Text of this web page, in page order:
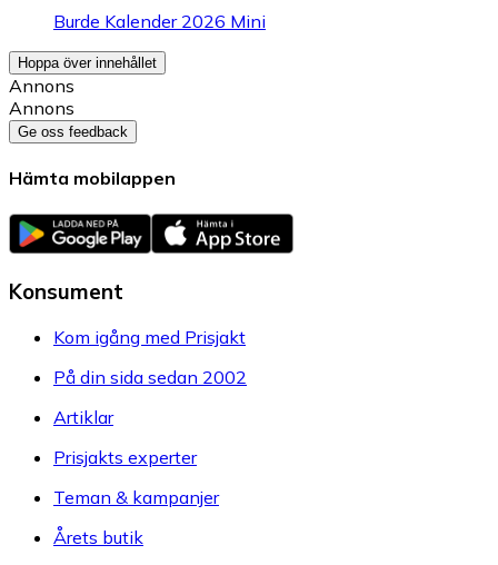
Burde Kalender 2026 Mini
Hoppa över innehållet
Annons
Annons
Ge oss feedback
Hämta mobilappen
Konsument
Kom igång med Prisjakt
På din sida sedan 2002
Artiklar
Prisjakts experter
Teman & kampanjer
Årets butik